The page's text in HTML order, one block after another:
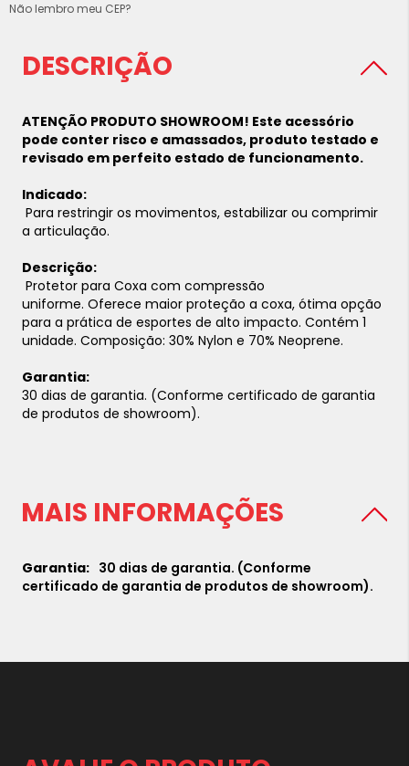
Não lembro meu CEP?
DESCRIÇÃO
ATENÇÃO PRODUTO SHOWROOM! Este acessório
pode conter risco e amassados, produto testado e
revisado em perfeito estado de funcionamento.
Indicado:
Para restringir os movimentos, estabilizar ou comprimir
a articulação.
Descrição:
Protetor para Coxa com compressão
uniforme. Oferece maior proteção a coxa, ótima opção
para a prática de esportes de alto impacto. Contém 1
unidade. Composição: 30% Nylon e 70% Neoprene.
Garantia:
30 dias de garantia. (Conforme certificado de garantia
de produtos de showroom).
MAIS INFORMAÇÕES
30 dias de garantia. (Conforme
certificado de garantia de produtos de showroom).